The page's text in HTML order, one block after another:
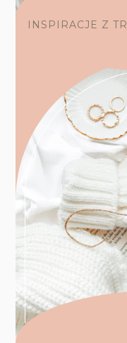
INSPIRACJE Z